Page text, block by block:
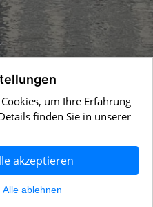
&Help.ch
Über uns /
Cookie Policy
um Ihre Erfahrung
finden Sie in unserer
akzeptieren
Alle ablehnen